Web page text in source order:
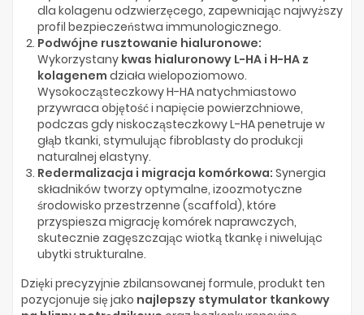
dla kolagenu odzwierzęcego, zapewniając najwyższy
profil bezpieczeństwa immunologicznego.
Podwójne rusztowanie hialuronowe:
Wykorzystany kwas hialuronowy L-HA i H-HA z
kolagenem działa wielopoziomowo.
Wysokocząsteczkowy H-HA natychmiastowo
przywraca objętość i napięcie powierzchniowe,
podczas gdy niskocząsteczkowy L-HA penetruje w
głąb tkanki, stymulując fibroblasty do produkcji
naturalnej elastyny.
Redermalizacja i migracja komórkowa: Synergia
składników tworzy optymalne, izoozmotyczne
środowisko przestrzenne (scaffold), które
przyspiesza migrację komórek naprawczych,
skutecznie zagęszczając wiotką tkankę i niwelując
ubytki strukturalne.
Dzięki precyzyjnie zbilansowanej formule, produkt ten
pozycjonuje się jako najlepszy stymulator tkankowy